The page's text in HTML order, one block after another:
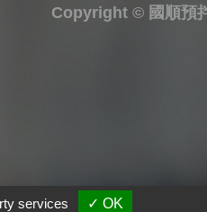
Copyright © 國順預
services ✓ OK